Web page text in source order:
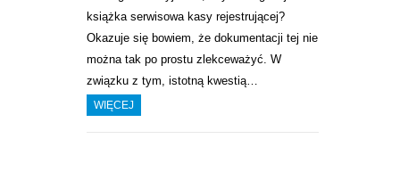
książka serwisowa kasy rejestrującej?
Okazuje się bowiem, że dokumentacji tej nie
można tak po prostu zlekceważyć. W
związku z tym, istotną kwestią…
WIĘCEJ